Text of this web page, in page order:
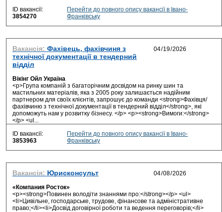
ID вакансії:
3854270
Перейти до повного опису вакансії в Івано-
Франківську
Вакансія: Фахівець, фахівчиня з
технічної документації в тендерний
відділ
Вікінг Ойл Україна
<p>Група компаній з багаторічним досвідом на ринку шин та
мастильних матеріалів, яка з 2005 року залишається надійним
партнером для своїх клієнтів, запрошує до команди <strong>Фахівця/
фахівчиню з технічної документації в тендерний відділ</strong>, які
допоможуть нам у розвитку бізнесу. </p> <p><strong>Вимоги:</strong>
</p> <ul...
ID вакансії:
3853963
Перейти до повного опису вакансії в Івано-
Франківську
Вакансія: Юрисконсульт
«Компания Росток»
<p><strong>Повинен володіти знаннями про:</strong></p> <ul>
<li>Цивільне, господарське, трудове, фінансове та адміністративне
право;</li><li>Досвід договірної роботи та ведення переговорів;</li>